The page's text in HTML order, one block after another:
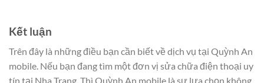
Kết luận
Trên đây là những điều bạn cần biết về dịch vụ tại Quỳnh An
mobile. Nếu bạn đang tìm một đơn vị sửa chữa điện thoại uy
tín tại Nha Trang. Thì Quỳnh An mobile là sự lựa chọn không